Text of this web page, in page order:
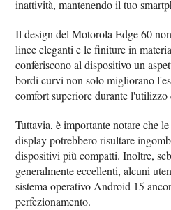
inattività, mantenendo il tuo
Il design del Motorola Edge 60
linee eleganti e le finiture in
conferiscono al dispositivo un
bordi curvi non solo migliorano
comfort superiore durante
Tuttavia, è importante notare che
display potrebbero risultare
dispositivi più compatti. Inoltre,
generalmente eccellenti, alcuni
sistema operativo Android 15
perfezionamento.